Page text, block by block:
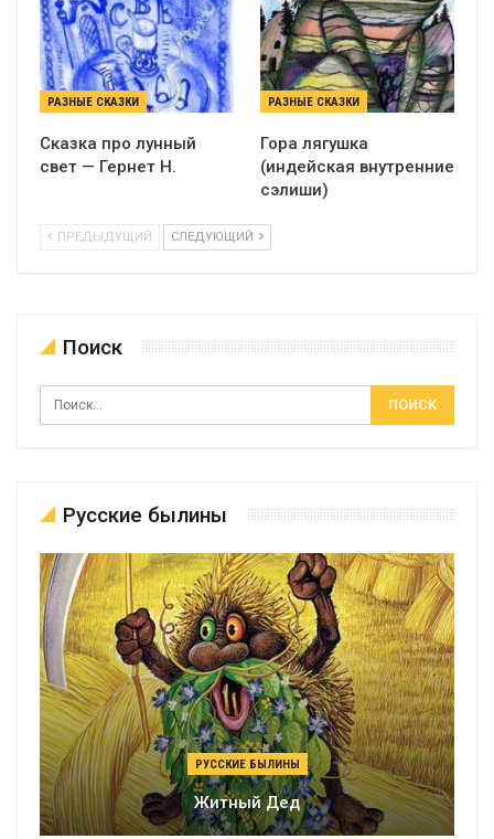
РАЗНЫЕ СКАЗКИ
Сказка про лунный
свет — Гернет Н.
РАЗНЫЕ СКАЗКИ
Гора лягушка
(индейская внутренние
сэлиши)
ПРЕДЫДУЩИЙ СЛЕДУЮЩИЙ
Поиск
Русские былины
РУССКИЕ БЫЛИНЫ
Житный Дед